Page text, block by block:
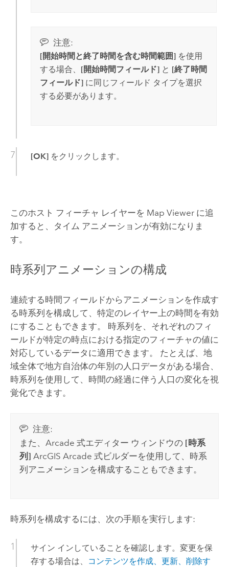
注意:
[開始時間と終了時間を含む時間範囲]を使用
する場合、 [開始時間フィールド]と [終了時間
フィールド]に同じフィールド タイプを選択
する必要があります。
[OK]をクリックします。
このホスト フィーチャ レイヤーを Map Viewerに追
加すると、タイム アニメーションが有効になりま
す。
時系列アニメーションの構成
連続する時間フィールドからアニメーションを作成す
る時系列を構成して、特定のレイヤー上の時間を有効
にすることもできます。 時系列を、それぞれのフィ
ールドが特定の時点における指定のフィーチャの値に
対応しているデータに適用できます。 たとえば、地
域全体で地方自治体の年別の人口データがある場合、
時系列を使用して、時間の経過に伴う人口の変化を視
覚化できます。
注意:
また、Arcade 式エディター ウィンドウの [時系
列] ArcGIS Arcade 式ビルダーを使用して、時系
列アニメーションを構成することもできます。
時系列を構成するには、次の手順を実行します:
サイン インしていることを確認します。変更を保
存する場合は、
コンテンツを作成、更新、削除す